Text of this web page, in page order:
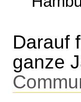
Darauf
ganze